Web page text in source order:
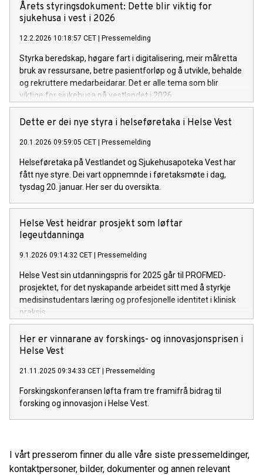
Årets styringsdokument: Dette blir viktig for
sjukehusa i vest i 2026
12.2.2026 10:18:57 CET | Pressemelding
Styrka beredskap, høgare fart i digitalisering, meir målretta
bruk av ressursane, betre pasientforløp og å utvikle, behalde
og rekruttere medarbeidarar. Det er alle tema som blir
viktige for sjukehusa på vestlandet i 2026.
Dette er dei nye styra i helseføretaka i Helse Vest
20.1.2026 09:59:05 CET | Pressemelding
Helseføretaka på Vestlandet og Sjukehusapoteka Vest har
fått nye styre. Dei vart oppnemnde i føretaksmøte i dag,
tysdag 20. januar. Her ser du oversikta.
Helse Vest heidrar prosjekt som løftar
legeutdanninga
9.1.2026 09:14:32 CET | Pressemelding
Helse Vest sin utdanningspris for 2025 går til PROFMED-
prosjektet, for det nyskapande arbeidet sitt med å styrkje
medisinstudentars læring og profesjonelle identitet i klinisk
praksis.
Her er vinnarane av forskings- og innovasjonsprisen i
Helse Vest
21.11.2025 09:34:33 CET | Pressemelding
Forskingskonferansen løfta fram tre framifrå bidrag til
forsking og innovasjon i Helse Vest.
I vårt presserom finner du alle våre siste pressemeldinger,
kontaktpersoner, bilder, dokumenter og annen relevant